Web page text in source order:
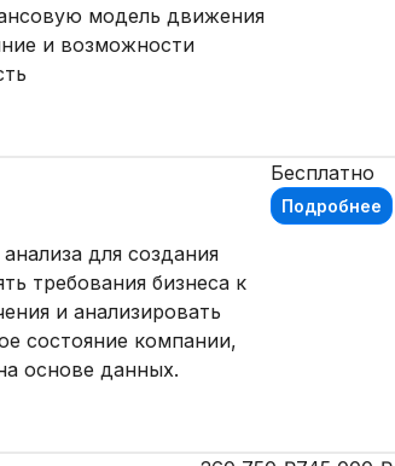
модель движения
и возможности
для создания
требования бизнеса к
и анализировать
состояние компании,
основе данных.
Бесплатно
Подробнее